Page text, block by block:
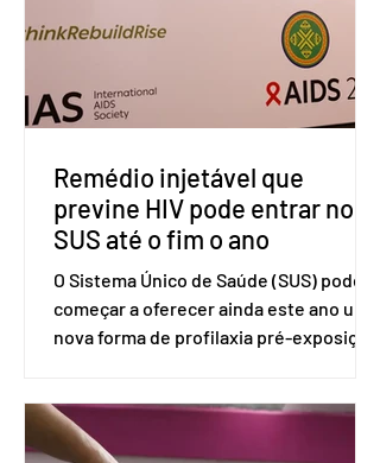
divulgada pelo Ministério das Relações
Exteriores, o Brasil considera que as
incompatíveis com as obrigações
assumidas pelos Estados Unid
Remédio injetável que
previne HIV pode entrar no
SUS até o fim o ano
O Sistema Único de Saúde (SUS) pode
começar a oferecer ainda este ano uma
nova forma de profilaxia pré-exposição
medicamento carbotegravir, que
impede a replicação do vírus de forma